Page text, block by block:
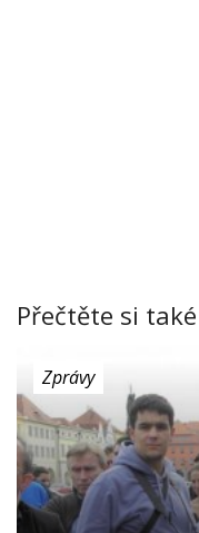
Přečtěte si také
Zprávy